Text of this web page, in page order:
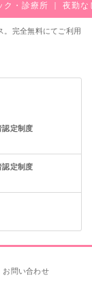
ク・診療所 ｜ 夜勤
。完全無料にてご利用
認定制度
認定制度
お問い合わせ